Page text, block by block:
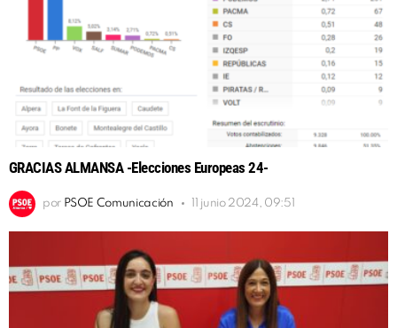
GRACIAS ALMANSA -Elecciones Europeas 24-
por PSOE Comunicación 11 junio 2024, 09:51